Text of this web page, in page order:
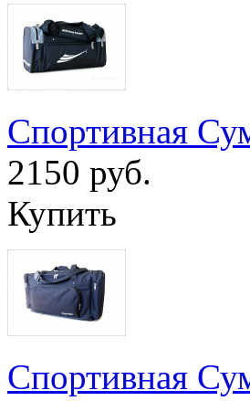
Спортивная
2150 руб.
Купить
Спортивная